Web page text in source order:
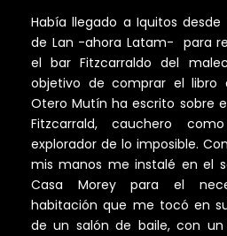
Había llegado a Iquitos
de Lan -ahora Latam- para
el bar Fitzcarraldo del
objetivo de comprar el libro
Otero Mutín ha escrito sobre
Fitzcarrald, cauchero
explorador de lo imposible.
mis manos me instalé en el
Casa Morey para el
habitación que me tocó en
de un salón de baile, con